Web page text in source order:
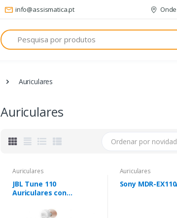
info@assismatica.pt
Pesquisa
Auriculares
Auriculares
Ordenar por
Auriculares
JBL Tune 110
Auriculares con
Libres - Control en
Auriculares
Sony MDR-